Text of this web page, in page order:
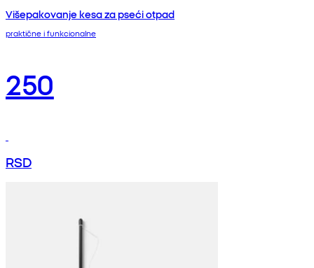
Višepakovanje kesa za pseći otpad
praktične i funkcionalne
250
RSD